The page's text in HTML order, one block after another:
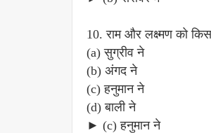
10. राम और लक्ष्मण को
(a) सुग्रीव ने
(b) अंगद ने
(c) हनुमान ने
(d) बाली ने
► (c) हनुमान ने